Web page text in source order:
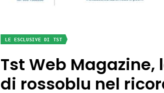
LE ESCLUSIVE DI TST
Tst Web
di rossoblu nel